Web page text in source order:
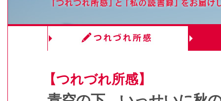
【つれづれ所感】